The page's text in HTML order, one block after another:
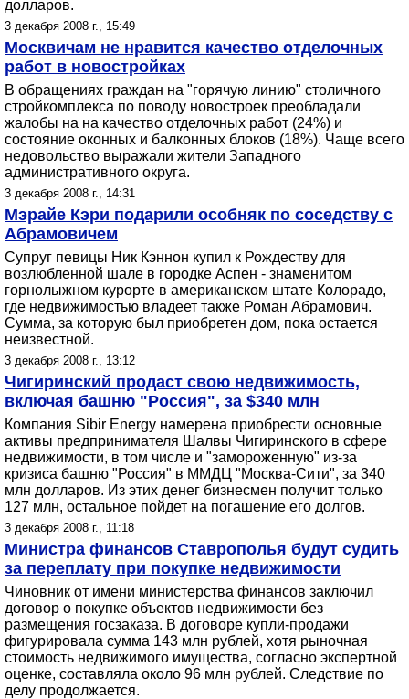
долларов.
3 декабря 2008 г., 15:49
Москвичам не нравится качество отделочных
работ в новостройках
В обращениях граждан на "горячую линию" столичного
стройкомплекса по поводу новостроек преобладали
жалобы на на качество отделочных работ (24%) и
состояние оконных и балконных блоков (18%). Чаще всего
недовольство выражали жители Западного
административного округа.
3 декабря 2008 г., 14:31
Мэрайе Кэри подарили особняк по соседству с
Абрамовичем
Супруг певицы Ник Кэннон купил к Рождеству для
возлюбленной шале в городке Аспен - знаменитом
горнолыжном курорте в американском штате Колорадо,
где недвижимостью владеет также Роман Абрамович.
Сумма, за которую был приобретен дом, пока остается
неизвестной.
3 декабря 2008 г., 13:12
Чигиринский продаст свою недвижимость,
включая башню "Россия", за $340 млн
Компания Sibir Energy намерена приобрести основные
активы предпринимателя Шалвы Чигиринского в сфере
недвижимости, в том числе и "замороженную" из-за
кризиса башню "Россия" в ММДЦ "Москва-Сити", за 340
млн долларов. Из этих денег бизнесмен получит только
127 млн, остальное пойдет на погашение его долгов.
3 декабря 2008 г., 11:18
Министра финансов Ставрополья будут судить
за переплату при покупке недвижимости
Чиновник от имени министерства финансов заключил
договор о покупке объектов недвижимости без
размещения госзаказа. В договоре купли-продажи
фигурировала сумма 143 млн рублей, хотя рыночная
стоимость недвижимого имущества, согласно экспертной
оценке, составляла около 96 млн рублей. Следствие по
делу продолжается.